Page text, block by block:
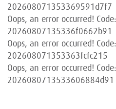
202608071353369591d7f7
Oops, an error occurred! Code:
20260807135336f0662b91
Oops, an error occurred! Code:
202608071353363fcfc215
Oops, an error occurred! Code:
2026080713533606884d91